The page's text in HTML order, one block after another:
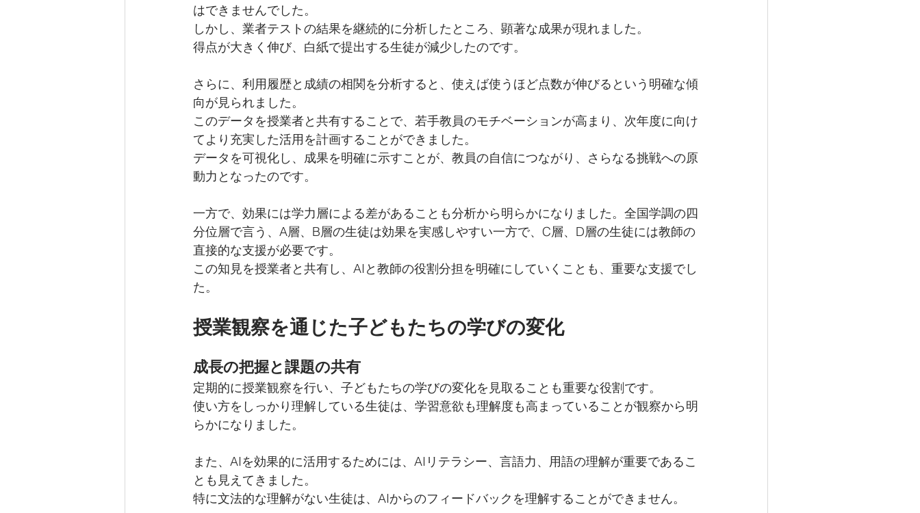
はできませんでした。
しかし、業者テストの結果を継続的に分析したところ、顕著な成果が現れました。
得点が大きく伸び、白紙で提出する生徒が減少したのです。
さらに、利用履歴と成績の相関を分析すると、使えば使うほど点数が伸びるという明確な傾
向が見られました。
このデータを授業者と共有することで、若手教員のモチベーションが高まり、次年度に向け
てより充実した活用を計画することができました。
データを可視化し、成果を明確に示すことが、教員の自信につながり、さらなる挑戦への原
動力となったのです。
一方で、効果には学力層による差があることも分析から明らかになりました。全国学調の四
分位層で言う、A層、B層の生徒は効果を実感しやすい一方で、C層、D層の生徒には教師の
直接的な支援が必要です。
この知見を授業者と共有し、AIと教師の役割分担を明確にしていくことも、重要な支援でし
た。
授業観察を通じた子どもたちの学びの変化
成長の把握と課題の共有
定期的に授業観察を行い、子どもたちの学びの変化を見取ることも重要な役割です。
使い方をしっかり理解している生徒は、学習意欲も理解度も高まっていることが観察から明
らかになりました。
また、AIを効果的に活用するためには、AIリテラシー、言語力、用語の理解が重要であるこ
とも見えてきました。
特に文法的な理解がない生徒は、AIからのフィードバックを理解することができません。